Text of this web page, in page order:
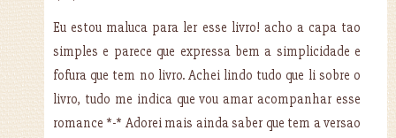
Eu estou maluca para ler esse livro! acho a capa tao
simples e parece que expressa bem a simplicidade e
fofura que tem no livro. Achei lindo tudo que li sobre o
livro, tudo me indica que vou amar acompanhar esse
romance *-* Adorei mais ainda saber que tem a versao